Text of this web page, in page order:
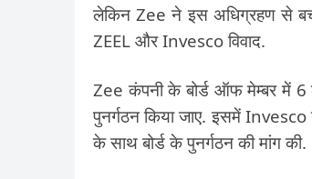
लेकिन Zee ने इस अधिग्रहण से
ZEEL और Invesco विवाद.
Zee कंपनी के बोर्ड ऑफ मेम्बर में 6
पुनर्गठन किया जाए. इसमें
के साथ बोर्ड के पुनर्गठन की मांग की.